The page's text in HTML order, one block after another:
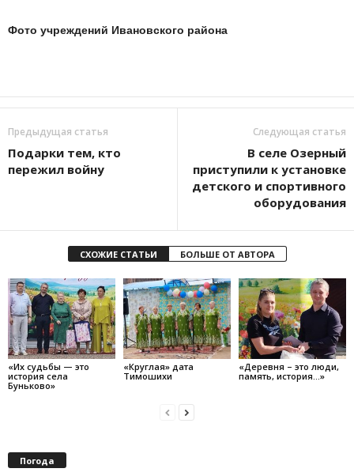
Фото учреждений Ивановского района
Предыдущая статья
Подарки тем, кто
пережил войну
Следующая статья
В селе Озерный
приступили к установке
детского и спортивного
оборудования
СХОЖИЕ СТАТЬИ БОЛЬШЕ ОТ АВТОРА
«Их судьбы — это
история села
Буньково»
«Круглая» дата
Тимошихи
«Деревня – это люди,
память, история…»
Погода